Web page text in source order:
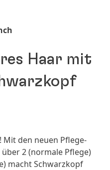
Haar mit
den neuen Pflege-
über 2(normale Pflege)
macht Schwarzkopf